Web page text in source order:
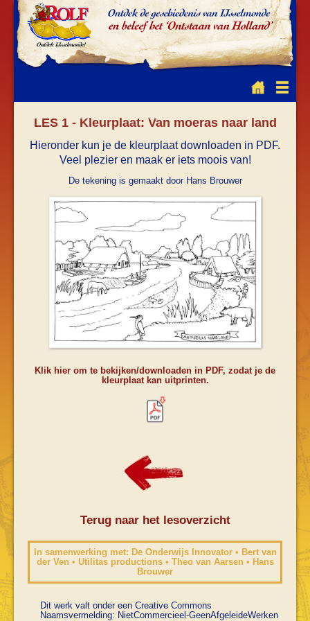
LES 1 - Kleurplaat: Van moeras naar land
Hieronder kun je de kleurplaat downloaden in PDF.
Veel plezier en maak er iets moois van!
De tekening is gemaakt door Hans Brouwer
Klik hier om te bekijken/downloaden in PDF, zodat je de
kleurplaat kan uitprinten.
Terug naar het lesoverzicht
In samenwerking met: De Onderwijs Innovator • Bert van
der Ven • Utilitas productions • Theo van Aarsen • Hans
Brouwer
Dit werk valt onder een Creative Commons
Naamsvermelding: NietCommercieel-GeenAfgeleideWerken